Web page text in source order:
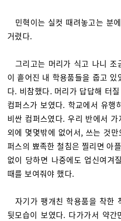
민혁이는 실컷 때려놓고는 분
거렸다.
그리고는 머리가 식고 나니
이 흩어진 내 학용품들을 줍고
다. 비참했다. 머리가 답답해 터
컴퍼스가 보였다. 학교에서 유행
비싼 컴퍼스였다. 우리 반에서
외에 몇몇밖에 없어서, 쓰는 것
퍼스의 뾰족한 철침은 찔리면 아
없이 당하면 나중에도 업신여겨
때를 보여줘야 했다.
자기가 팽개친 학용품을 착한
뒷모습이 보였다. 다가가서 약